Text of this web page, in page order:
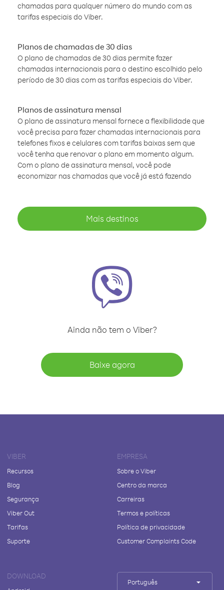
chamadas para qualquer número do mundo com as
tarifas especiais do Viber.
Planos de chamadas de 30 dias
O plano de chamadas de 30 dias permite fazer
chamadas internacionais para o destino escolhido pelo
período de 30 dias com as tarifas especiais do Viber.
Planos de assinatura mensal
O plano de assinatura mensal fornece a flexibilidade que
você precisa para fazer chamadas internacionais para
telefones fixos e celulares com tarifas baixas sem que
você tenha que renovar o plano em momento algum.
Com o plano de assinatura mensal, você pode
economizar nas chamadas que você já está fazendo
Mais destinos
Ainda não tem o Viber?
Baixe agora
VIBER
Recursos
Blog
Segurança
Viber Out
Tarifas
Suporte
EMPRESA
Sobre o Viber
Centro da marca
Carreiras
Termos e políticas
Política de privacidade
Customer Complaints Code
DOWNLOAD
Português